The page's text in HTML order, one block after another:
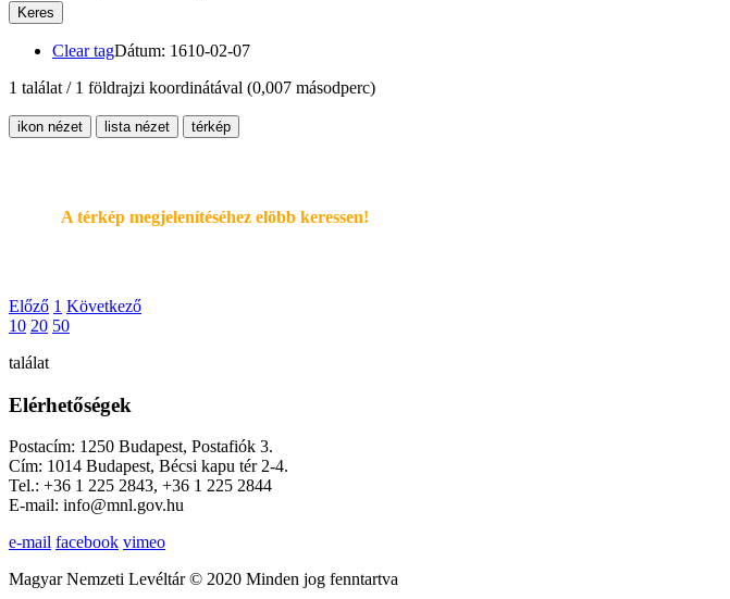
Keres
Clear tagDátum: 1610-02-07
1 találat / 1 földrajzi koordinátával (0,007 másodperc)
ikon nézet lista nézet térkép
A térkép megjelenítéséhez elöbb keressen!
Előző 1 Következő
10 20 50
találat
Elérhetőségek
Postacím: 1250 Budapest, Postafiók 3.
Cím: 1014 Budapest, Bécsi kapu tér 2-4.
Tel.: +36 1 225 2843, +36 1 225 2844
E-mail: info@mnl.gov.hu
e-mail facebook vimeo
Magyar Nemzeti Levéltár © 2020 Minden jog fenntartva